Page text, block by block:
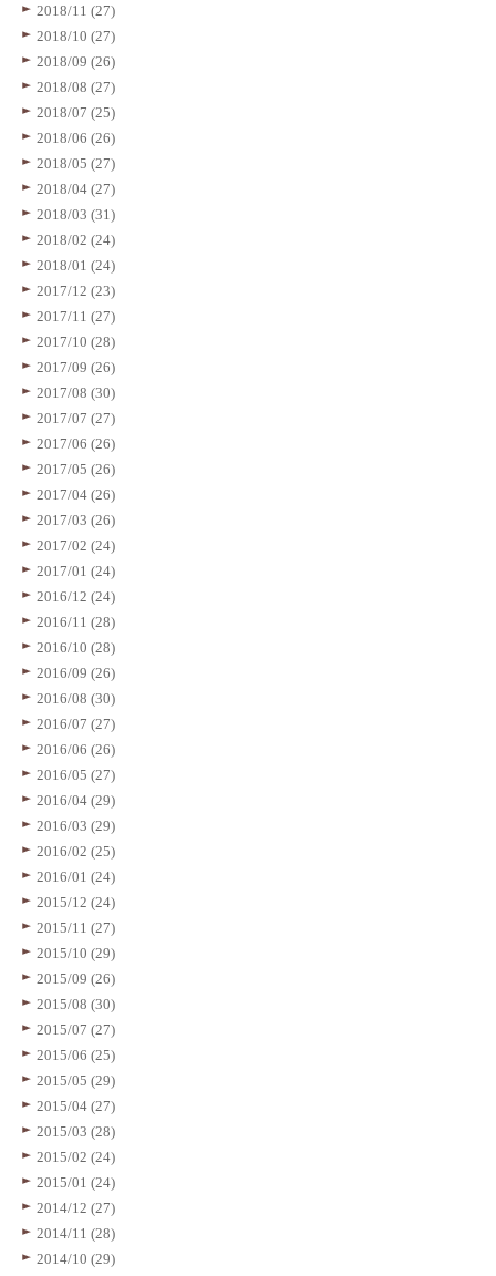
2018/11 (27)
2018/10 (27)
2018/09 (26)
2018/08 (27)
2018/07 (25)
2018/06 (26)
2018/05 (27)
2018/04 (27)
2018/03 (31)
2018/02 (24)
2018/01 (24)
2017/12 (23)
2017/11 (27)
2017/10 (28)
2017/09 (26)
2017/08 (30)
2017/07 (27)
2017/06 (26)
2017/05 (26)
2017/04 (26)
2017/03 (26)
2017/02 (24)
2017/01 (24)
2016/12 (24)
2016/11 (28)
2016/10 (28)
2016/09 (26)
2016/08 (30)
2016/07 (27)
2016/06 (26)
2016/05 (27)
2016/04 (29)
2016/03 (29)
2016/02 (25)
2016/01 (24)
2015/12 (24)
2015/11 (27)
2015/10 (29)
2015/09 (26)
2015/08 (30)
2015/07 (27)
2015/06 (25)
2015/05 (29)
2015/04 (27)
2015/03 (28)
2015/02 (24)
2015/01 (24)
2014/12 (27)
2014/11 (28)
2014/10 (29)